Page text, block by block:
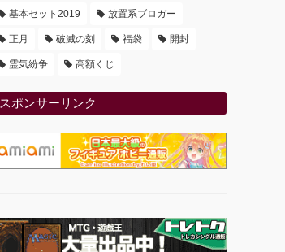
基本セット2019 放置系ブロガー
正月 破滅の刻 福袋 開封
霊気紛争 高額くじ
スポンサーリンク